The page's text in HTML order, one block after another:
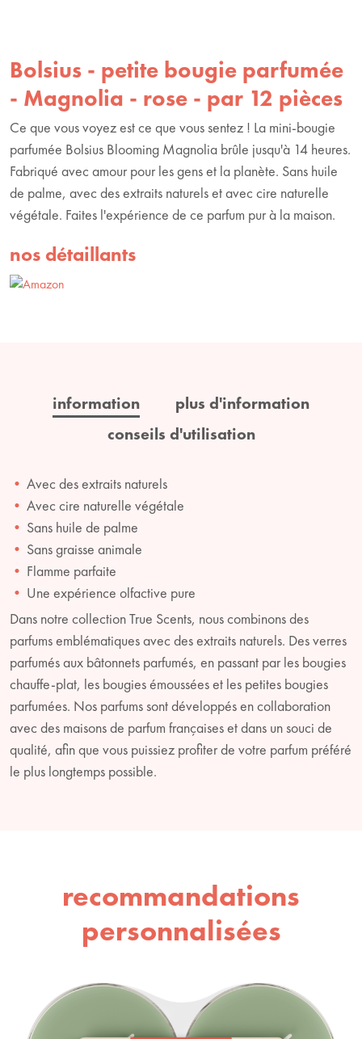
Bolsius - petite bougie parfumée
- Magnolia - rose - par 12 pièces
Ce que vous voyez est ce que vous sentez ! La mini-bougie
parfumée Bolsius Blooming Magnolia brûle jusqu'à 14 heures.
Fabriqué avec amour pour les gens et la planète. Sans huile
de palme, avec des extraits naturels et avec cire naturelle
végétale. Faites l'expérience de ce parfum pur à la maison.
nos détaillants
information
plus d'information
conseils d'utilisation
Avec des extraits naturels
Avec cire naturelle végétale
Sans huile de palme
Sans graisse animale
Flamme parfaite
Une expérience olfactive pure
Dans notre collection True Scents, nous combinons des
parfums emblématiques avec des extraits naturels. Des verres
parfumés aux bâtonnets parfumés, en passant par les bougies
chauffe-plat, les bougies émoussées et les petites bougies
parfumées. Nos parfums sont développés en collaboration
avec des maisons de parfum françaises et dans un souci de
qualité, afin que vous puissiez profiter de votre parfum préféré
le plus longtemps possible.
recommandations
personnalisées